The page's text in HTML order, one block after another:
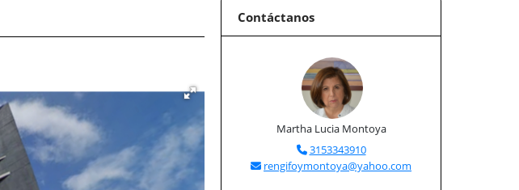
Contáctanos
Martha Lucia Montoya
3153343910
rengifoymontoya@yahoo.com